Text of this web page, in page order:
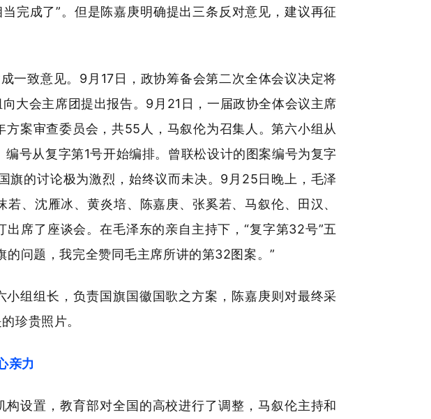
完成了”。但是陈嘉庚明确提出三条反对意见，建议再征
一致意见。9月17日，政协筹备会第二次全体会议决定将
大会主席团提出报告。9月21日，一届政协全体会议主席
案审查委员会，共55人，马叙伦为召集人。第六小组从
号从复字第1号开始编排。曾联松设计的图案编号为复字
旗的讨论极为激烈，始终议而未决。9月25日晚上，毛泽
、沈雁冰、黄炎培、陈嘉庚、张奚若、马叙伦、田汉、
席了座谈会。在毛泽东的亲自主持下，“复字第32号”五
问题，我完全赞同毛主席所讲的第32图案。”
组组长，负责国旗国徽国歌之方案，陈嘉庚则对最终采
的珍贵照片。
亲力
设置，教育部对全国的高校进行了调整，马叙伦主持和